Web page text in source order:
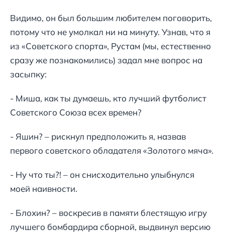
Видимо, он был большим любителем поговорить,
потому что не умолкал ни на минуту. Узнав, что я
из «Советского спорта», Рустам (мы, естественно
сразу же познакомились) задал мне вопрос на
засыпку:
- Миша, как ты думаешь, кто лучший футболист
Советского Союза всех времен?
- Яшин? – рискнул предположить я, назвав
первого советского обладателя «Золотого мяча».
- Ну что ты?! – он снисходительно улыбнулся
моей наивности.
- Блохин? – воскресив в памяти блестящую игру
лучшего бомбардира сборной, выдвинул версию